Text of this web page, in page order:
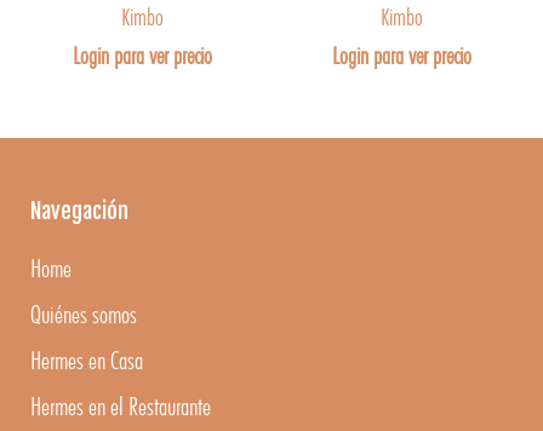
Kimbo
Login para ver precio
Kimbo
Login para ver precio
Navegación
Home
Quiénes somos
Hermes en Casa
Hermes en el Restaurante